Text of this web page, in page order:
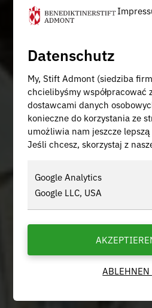
Datenschutz
My, Stift Admont (siedziba
chcielibyśmy współpracować
dostawcami danych
konieczne do korzystania ze
umożliwia nam jeszcze
Jeśli chcesz, skorzystaj z
Google Analytics
Google LLC, USA
ABLEHNEN